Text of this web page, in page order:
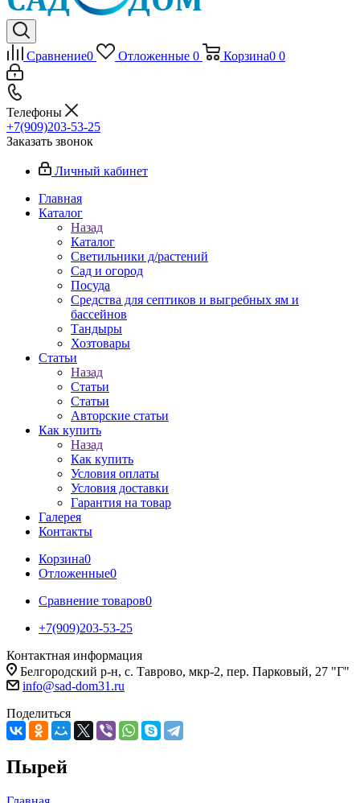
Сравнение0 Отложенные 0 Корзина0 0
Телефоны
+7(909)203-53-25
Заказать звонок
Личный кабинет
Главная
Каталог
Назад
Каталог
Светильники д/растений
Сад и огород
Посуда
Средства для септиков и выгребных ям и
бассейнов
Тандыры
Хозтовары
Статьи
Назад
Статьи
Статьи
Авторские статьи
Как купить
Назад
Как купить
Условия оплаты
Условия доставки
Гарантия на товар
Галерея
Контакты
Корзина0
Отложенные0
Сравнение товаров0
+7(909)203-53-25
Контактная информация
Белгородский р-н, с. Таврово, мкр-2, пер. Парковый, 27 "Г"
info@sad-dom31.ru
Поделиться
Пырей